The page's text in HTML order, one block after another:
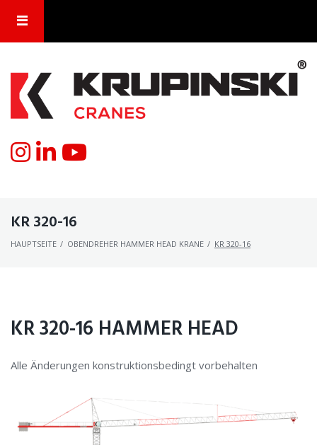
KR 320-16
HAUPTSEITE / OBENDREHER HAMMER HEAD KRANE / KR 320-16
KR 320-16 HAMMER HEAD
Alle Änderungen konstruktionsbedingt vorbehalten